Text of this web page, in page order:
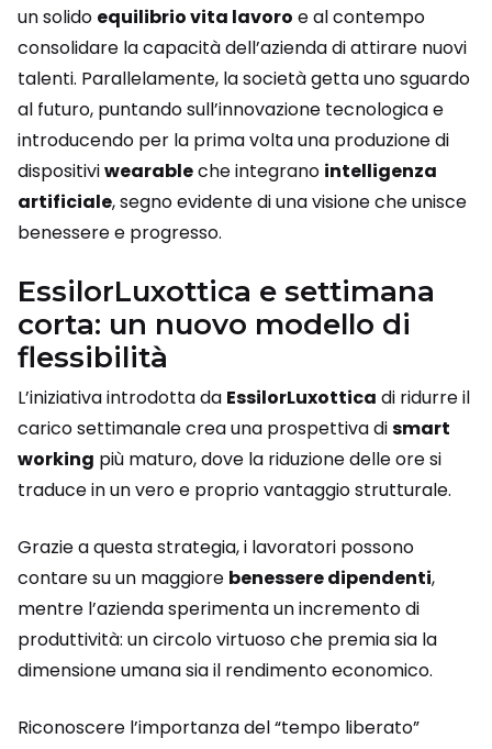
un solido equilibrio vita lavoro e al contempo
consolidare la capacità dell’azienda di attirare nuovi
talenti. Parallelamente, la società getta uno sguardo
al futuro, puntando sull’innovazione tecnologica e
introducendo per la prima volta una produzione di
dispositiviwearableche integrano intelligenza
artificiale, segno evidente di una visione che unisce
benessere e progresso.
EssilorLuxottica e settimana
corta: un nuovo modello di
flessibilità
L’iniziativa introdotta da EssilorLuxottica di ridurre il
carico settimanale crea una prospettiva dismart
working più maturo, dove la riduzione delle ore si
traduce in un vero e proprio vantaggio strutturale.
Grazie a questa strategia, i lavoratori possono
contare su un maggiore benessere dipendenti,
mentre l’azienda sperimenta un incremento di
produttività: un circolo virtuoso che premia sia la
dimensione umana sia il rendimento economico.
Riconoscere l’importanza del “tempo liberato”